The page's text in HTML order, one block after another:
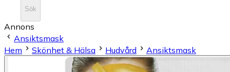
Sök
Annons
Ansiktsmask
Hem
Skönhet & Hälsa Hudvård Ansiktsmask